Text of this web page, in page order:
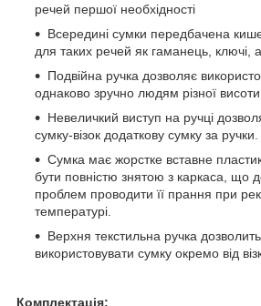
речей першої необхідності
Всередині сумки передбачена
для таких речей як гаманець, ключі,
Подвійна ручка дозволяє
однаково зручно людям різної висоти
Невеличкий виступ на ручці
сумку-візок додаткову сумку за ручки.
Сумка має жорстке вставне
бути повністю знятою з каркаса, що
проблем проводити її прання при
температурі.
Верхня текстильна ручка
використовувати сумку окремо від
Комплектація: